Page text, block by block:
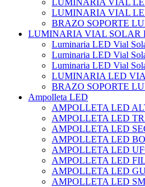
LUMINARIA VIAL
BRAZO SOPORTE
LUMINARIA VIAL SOLAR
Luminaria LED Vial
Luminaria LED Vial
Luminaria LED Vial
LUMINARIA LED
BRAZO SOPORTE
Ampolleta LED
AMPOLLETA LED
AMPOLLETA LED
AMPOLLETA LED
AMPOLLETA LED
AMPOLLETA LED
AMPOLLETA LED
AMPOLLETA LED
AMPOLLETA LED